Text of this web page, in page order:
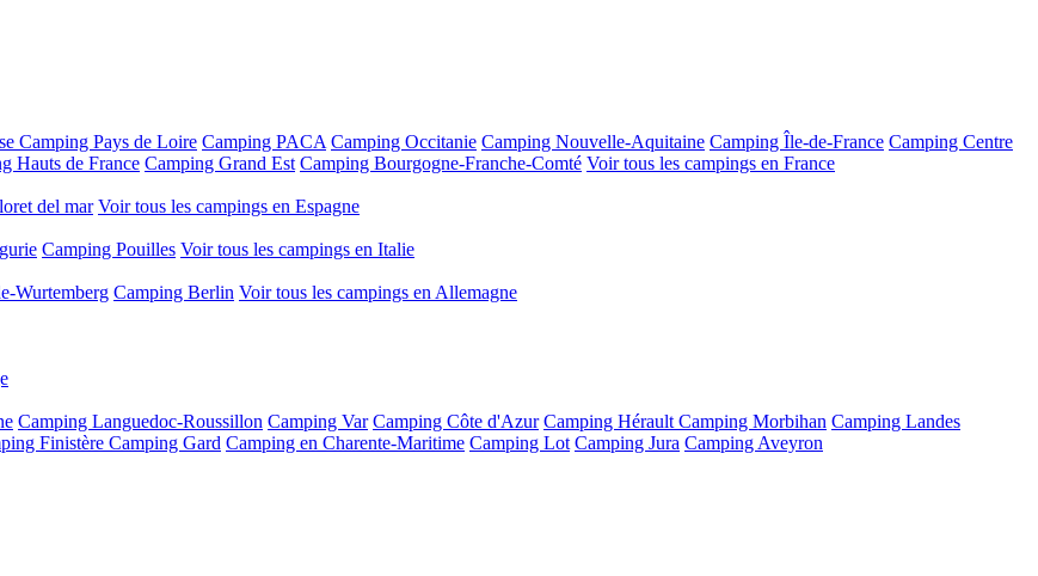
Camping Pays de Loire Camping PACA Camping Occitanie Camping Nouvelle-Aquitaine Camping Île-de-France Camping Centre
Hauts de France Camping Grand Est Camping Bourgogne-Franche-Comté Voir tous les campings en France
del mar Voir tous les campings en Espagne
Camping Pouilles Voir tous les campings en Italie
Wurtemberg Camping Berlin Voir tous les campings en Allemagne
Camping Languedoc-Roussillon Camping Var Camping Côte d'Azur Camping Hérault Camping Morbihan Camping Landes
Finistère Camping Gard Camping en Charente-Maritime Camping Lot Camping Jura Camping Aveyron